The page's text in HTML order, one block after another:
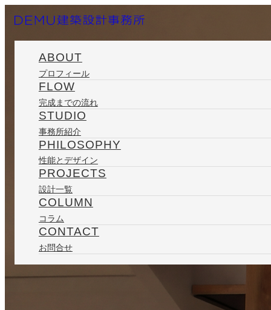
ABOUT
プロフィール
FLOW
完成までの流れ
STUDIO
事務所紹介
PHILOSOPHY
性能とデザイン
PROJECTS
設計一覧
COLUMN
コラム
CONTACT
お問合せ